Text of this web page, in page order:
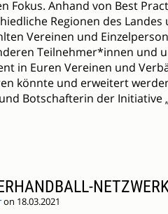
Fokus. Anhand von Best
Regionen des
Vereinen und
Teilnehmer*innen und
in Euren Vereinen und
könnte und erweitert
Botschafterin der Initiative
on 18.03.2021